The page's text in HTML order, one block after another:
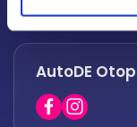
0730 063
0730 063
AutoDE